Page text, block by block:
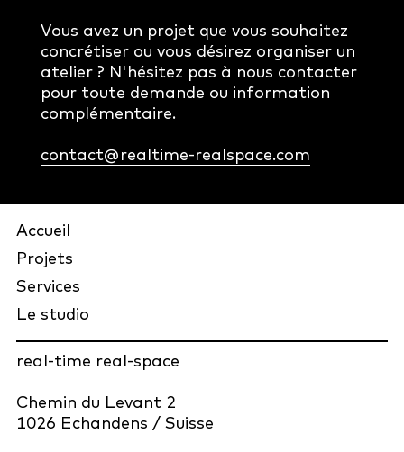
Vous avez un projet que vous souhaitez
concrétiser ou vous désirez organiser un
atelier ? N'hésitez pas à nous contacter
pour toute demande ou information
complémentaire.
contact@realtime-realspace.com
Accueil
Projets
Services
Le studio
real-time real-space
Chemin du Levant 2
1026 Echandens / Suisse